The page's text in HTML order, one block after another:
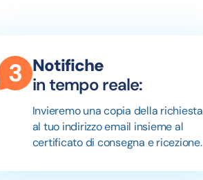
Notifiche
in tempo reale:
Invieremo una copia della richiesta
al tuo indirizzo email insieme al
certificato di consegna e ricezione.